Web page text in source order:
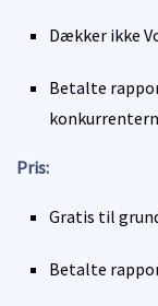
Dækker ikke
Betalte
Pris:
Gratis til
Betalte